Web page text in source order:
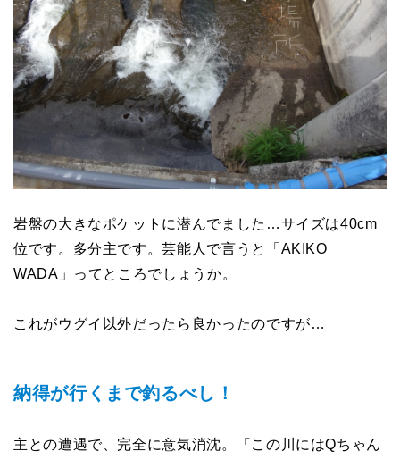
岩盤の大きなポケットに潜んでました…サイズは40cm
位です。多分主です。芸能人で言うと「AKIKO
WADA」ってところでしょうか。
これがウグイ以外だったら良かったのですが…
納得が行くまで釣るべし！
主との遭遇で、完全に意気消沈。「この川にはQちゃん